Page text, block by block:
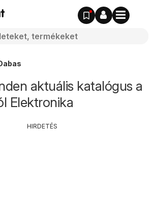
aktuális katalógus a
Elektronika
HIRDETÉS